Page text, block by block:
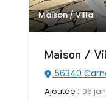
Maison / Villa
Maison /
56340
Ajoutée : 05